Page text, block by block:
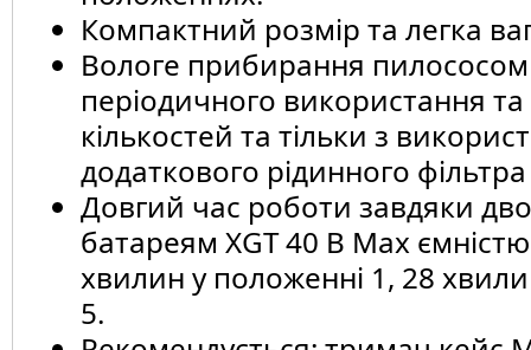
Компактний розмір та легка
Вологе прибирання пилососом
періодичного використання
кількостей та тільки з
додаткового рідинного
Довгий час роботи завдяки
батареям XGT 40 В Max
хвилин у положенні 1, 28
5.